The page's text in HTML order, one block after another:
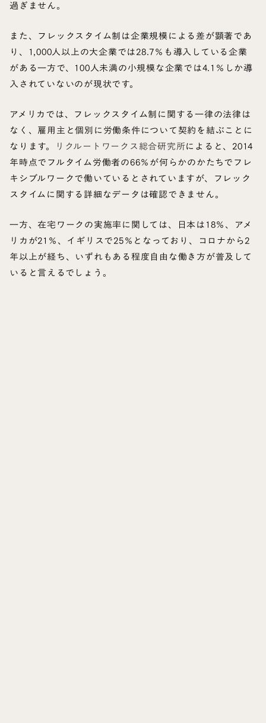
過ぎません。
また、フレックスタイム制は企業規模による差が顕著であ
り、1,000人以上の大企業では28.7％も導入している企業
がある一方で、100人未満の小規模な企業では4.1％しか導
入されていないのが現状です。
アメリカでは、フレックスタイム制に関する一律の法律は
なく、雇用主と個別に労働条件について契約を結ぶことに
なります。 リクルートワークス総合研究所によると、2014
年時点でフルタイム労働者の66％が何らかのかたちでフレ
キシブルワークで働いているとされていますが、フレック
スタイムに関する詳細なデータは確認できません。
一方、在宅ワークの実施率に関しては、日本は18％、アメ
リカが21％、イギリスで25％となっており、コロナから2
年以上が経ち、いずれもある程度自由な働き方が普及して
いると言えるでしょう。